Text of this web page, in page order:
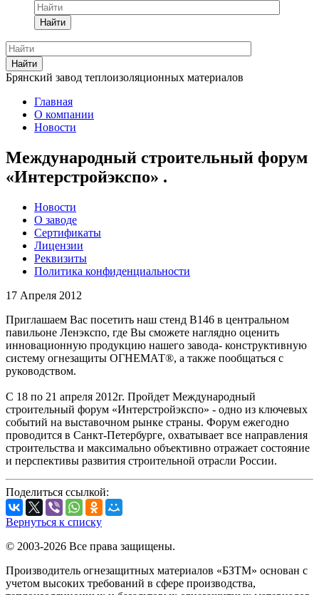
Найти
Найти
Брянский завод теплоизоляционных материалов
Главная
О компании
Новости
Международный строительный форум
«Интерстройэкспо» .
Новости
О заводе
Сертификаты
Лицензии
Реквизиты
Политика конфиденциальности
17 Апреля 2012
Приглашаем Вас посетить наш стенд В146 в центральном
павильоне Ленэкспо, где Вы сможете наглядно оценить
инновационную продукцию нашего завода- конструктивную
систему огнезащиты ОГНЕМАТ®, а также пообщаться с
руководством.
С 18 по 21 апреля 2012г. Пройдет Международный
строительный форум «Интерстройэкспо» - одно из ключевых
событий на выставочном рынке страны. Форум ежегодно
проводится в Санкт-Петербурге, охватывает все направления
строительства и максимально объективно отражает состояние
и перспективы развития строительной отрасли России.
Поделиться ссылкой:
Вернуться к списку
© 2003-2026 Все права защищены.
Производитель огнезащитных материалов «БЗТМ» основан с
учетом высоких требований в сфере производства,